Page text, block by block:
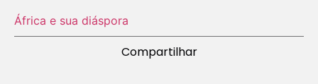
África e sua diáspora
Compartilhar